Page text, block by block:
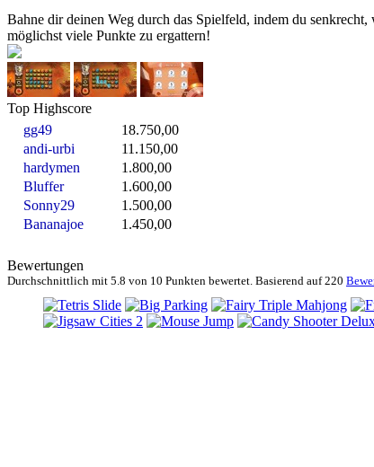
Bahne dir deinen Weg durch das Spielfeld, indem du
möglichst viele Punkte zu ergattern!
Top Highscore
gg49
18.750,00
andi-urbi
11.150,00
hardymen
1.800,00
Bluffer
1.600,00
Sonny29
1.500,00
Bananajoe
1.450,00
Bewertungen
Durchschnittlich mit 5.8 von 10 Punkten bewertet. Basierend auf220